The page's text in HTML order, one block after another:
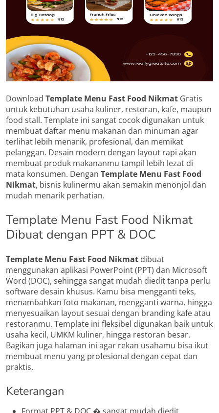
Download Template Menu Fast Food Nikmat Gratis
untuk kebutuhan usaha kuliner, restoran, kafe, maupun
food stall. Template ini sangat cocok digunakan untuk
membuat daftar menu makanan dan minuman agar
terlihat lebih menarik, profesional, dan memikat
pelanggan. Desain modern dengan layout rapi akan
membuat produk makananmu tampil lebih lezat di
mata konsumen. Dengan Template Menu Fast Food
Nikmat, bisnis kulinermu akan semakin menonjol dan
mudah menarik perhatian.
Template Menu Fast Food Nikmat
Dibuat dengan PPT & DOC
Template Menu Fast Food Nikmat dibuat
menggunakan aplikasi PowerPoint (PPT) dan Microsoft
Word (DOC), sehingga sangat mudah diedit tanpa perlu
software desain khusus. Kamu bisa mengganti teks,
menambahkan foto makanan, mengganti warna, hingga
menyesuaikan layout sesuai dengan branding kafe atau
restoranmu. Template ini fleksibel digunakan baik untuk
usaha kecil, UMKM kuliner, hingga restoran besar.
Bagikan juga halaman ini agar rekan usahamu bisa ikut
membuat menu yang profesional dengan cepat dan
praktis.
Keterangan